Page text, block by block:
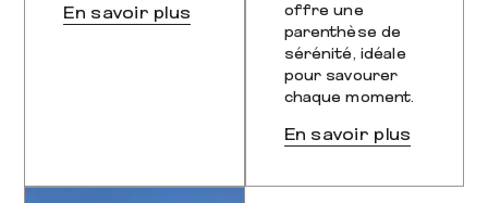
En savoir plus
offre une
parenthèse de
sérénité, idéale
pour savourer
chaque moment.
En savoir plus